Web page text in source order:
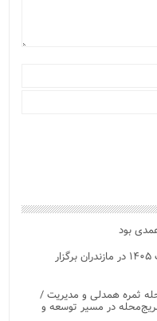
رویدادهای شاخص هنری در نیمه نخست ۱۴۰۵ در مازندران برگزار
ثمره همدلی و مدیریت /
در مسیر توسعه و